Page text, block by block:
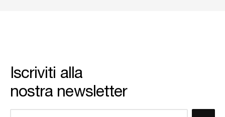
Iscriviti alla
nostra newsletter